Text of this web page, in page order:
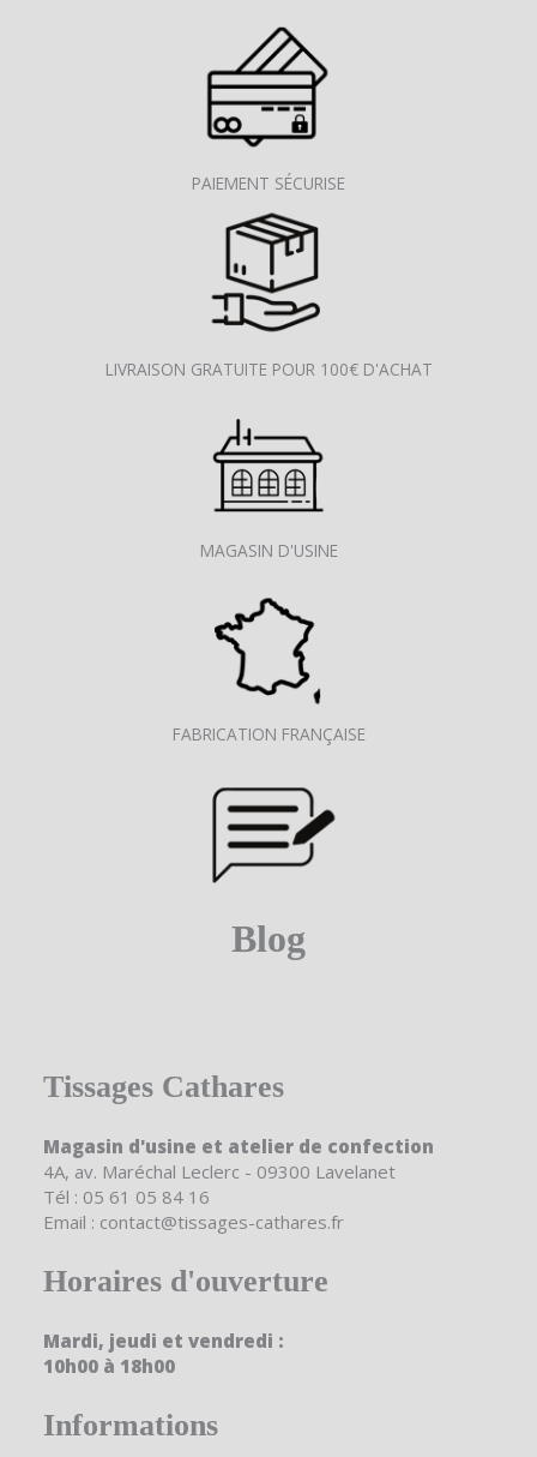
PAIEMENT SÉCURISE
LIVRAISON GRATUITE POUR 100€ D'ACHAT
MAGASIN D'USINE
FABRICATION FRANÇAISE
Blog
Tissages Cathares
Magasin d'usine et atelier de confection
4A, av. Maréchal Leclerc - 09300 Lavelanet
Tél : 05 61 05 84 16
Email : contact@tissages-cathares.fr
Horaires d'ouverture
Mardi, jeudi et vendredi :
10h00 à 18h00
Informations